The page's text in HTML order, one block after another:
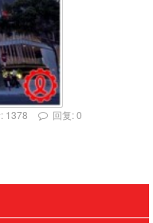
1378 回复: 0